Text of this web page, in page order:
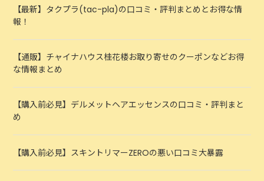
【最新】タクプラ(tac-pla)の口コミ・評判まとめとお得な情
報！
【通販】チャイナハウス桂花楼お取り寄せのクーポンなどお得
な情報まとめ
【購入前必見】デルメットヘアエッセンスの口コミ・評判まと
め
【購入前必見】スキントリマーZEROの悪い口コミ大暴露